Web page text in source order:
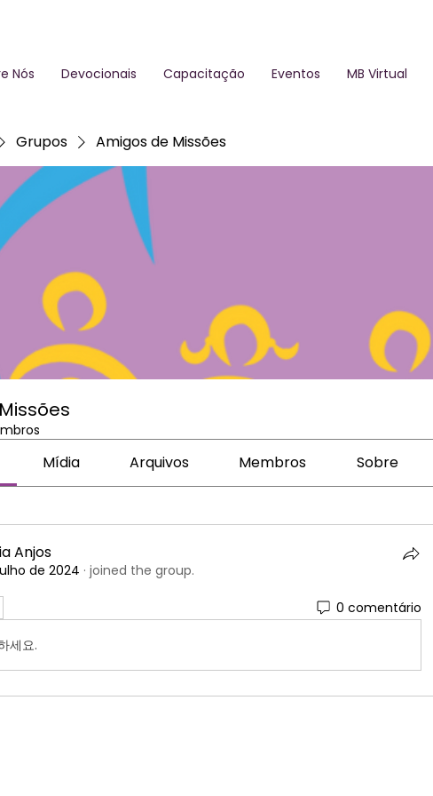
Nós Devocionais Capacitação Eventos MB Virtual
Grupos Amigos de Missões
Mídia Arquivos Membros Sobre
Anjos
de 2024 · joined the group.
0 comentário
세요.